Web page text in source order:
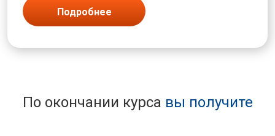
РЖД
Связь и телекоммуникации
Слесарь
Станочник
Подробнее
По окончании курса вы получите